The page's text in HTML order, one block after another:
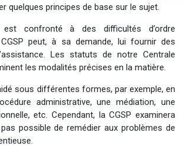
quelques principes de base sur le sujet.
est confronté à des difficultés d’ordre
peut, à sa demande, lui fournir des
Les statuts de notre Centrale
les modalités précises en la matière.
sous différentes formes, par exemple, en
administrative, une médiation, une
etc. Cependant, la CGSP examinera
pas possible de remédier aux problèmes de